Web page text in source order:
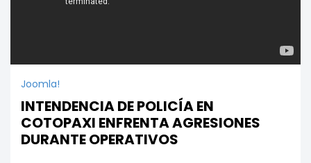
Joomla!
INTENDENCIA DE POLICÍA EN
COTOPAXI ENFRENTA AGRESIONES
DURANTE OPERATIVOS